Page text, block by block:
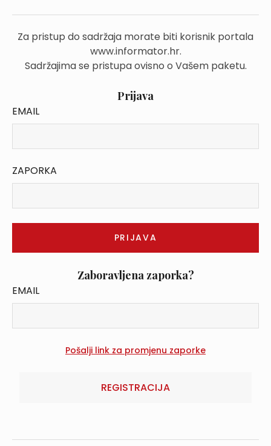
Za pristup do sadržaja morate biti korisnik portala
www.informator.hr.
Sadržajima se pristupa ovisno o Vašem paketu.
Prijava
EMAIL
ZAPORKA
Zaboravljena zaporka?
EMAIL
REGISTRACIJA